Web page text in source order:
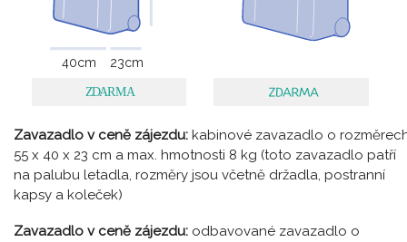
40cm 23cm
Zavazadlo v ceně zájezdu: kabinové zavazadlo o
55 x 40 x 23 cm a max. hmotnosti 8 kg (toto zavazadlo patří
na palubu letadla, rozměry jsou včetně držadla, postranní
kapsy a koleček)
Zavazadlo v ceně zájezdu: odbavované zavazadlo o